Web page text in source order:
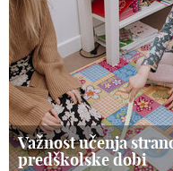
Važnost učenja
predškolske dobi